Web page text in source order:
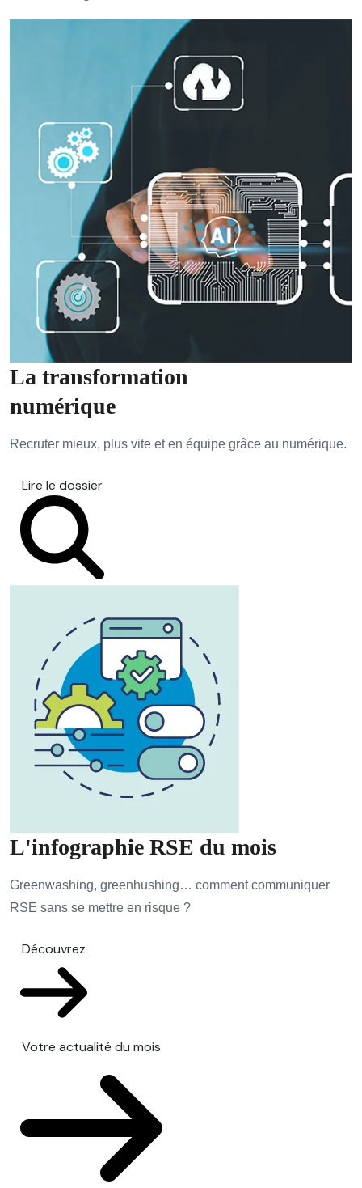
La transformation
numérique
Recruter mieux, plus vite et en équipe grâce au numérique.
Lire le dossier
L'infographie RSE du mois
Greenwashing, greenhushing… comment communiquer
RSE sans se mettre en risque ?
Découvrez
Votre actualité du mois